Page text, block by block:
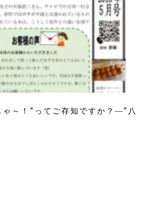
～！”ってご存知ですか？―”八